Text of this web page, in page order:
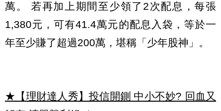
萬。 若再加上期間至少領了2次配息，每張
1,380元，可有41.4萬元的配息入袋，等於一
年至少賺了超過200萬，堪稱「少年股神」。
★【理財達人秀】投信開鍘 中小不妙? 回血又